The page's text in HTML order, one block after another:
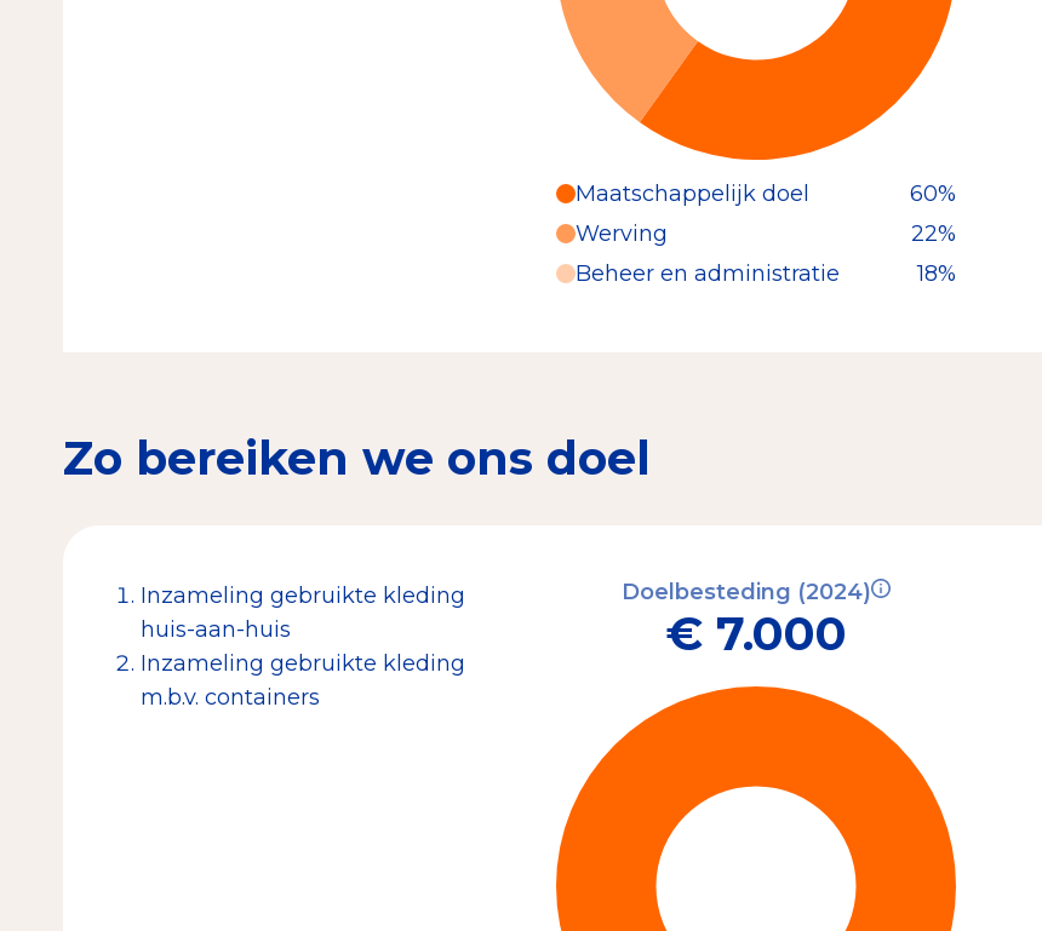
Maatschappelijk doel
60%
Werving
22%
Beheer en administratie
18%
Zo bereiken we ons doel
Doelbesteding (2024)
€ 7.000
Inzameling gebruikte kleding
huis-aan-huis
Inzameling gebruikte kleding
m.b.v. containers